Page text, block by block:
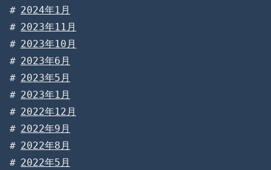
2024年1月
2023年11月
2023年10月
2023年6月
2023年5月
2023年1月
2022年12月
2022年9月
2022年8月
2022年5月